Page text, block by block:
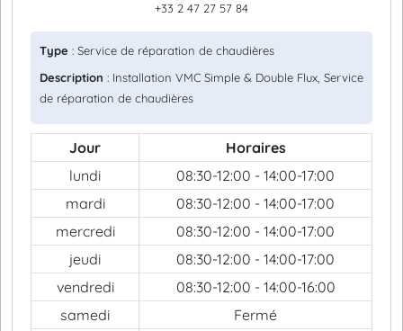
+33 2 47 27 57 84
Type : Service de réparation de chaudières
Description : Installation VMC Simple & Double Flux, Service
de réparation de chaudières
Jour
Horaires
lundi
08:30-12:00 - 14:00-17:00
mardi
08:30-12:00 - 14:00-17:00
mercredi
08:30-12:00 - 14:00-17:00
jeudi
08:30-12:00 - 14:00-17:00
vendredi
08:30-12:00 - 14:00-16:00
samedi
Fermé